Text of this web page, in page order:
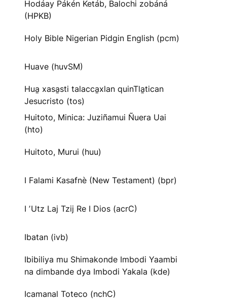
Hodáay Pákén Ketáb, Balochi zobáná
(HPKB)
Holy Bible Nigerian Pidgin English (pcm)
Huave (huvSM)
Hua̱ xasa̱sti talacca̱xlan quinTla̱tican
Jesucristo (tos)
Huitoto, Minica: Juziñamui Ñuera Uai
(hto)
Huitoto, Murui (huu)
I Falami Kasafnè (New Testament) (bpr)
I ʼUtz Laj Tzij Re I Dios (acrC)
Ibatan (ivb)
Ibibiliya mu Shimakonde Imbodi Yaambi
na dimbande dya Imbodi Yakala (kde)
Icamanal Toteco (nchC)